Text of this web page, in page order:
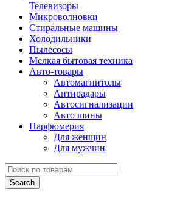
Телевизоры
Микроволновки
Стиральные машины
Холодильники
Пылесосы
Мелкая бытовая техника
Авто-товары
Автомагнитолы
Антирадары
Автосигнализации
Авто шины
Парфюмерия
Для женщин
Для мужчин
Search